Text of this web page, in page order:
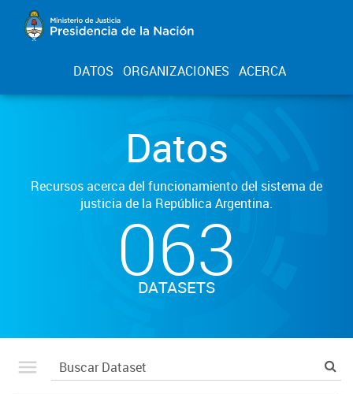
DATOS ORGANIZACIONES ACERCA
Datos
Recursos acerca del funcionamiento del sistema de
justicia de la República Argentina.
063
DATASETS